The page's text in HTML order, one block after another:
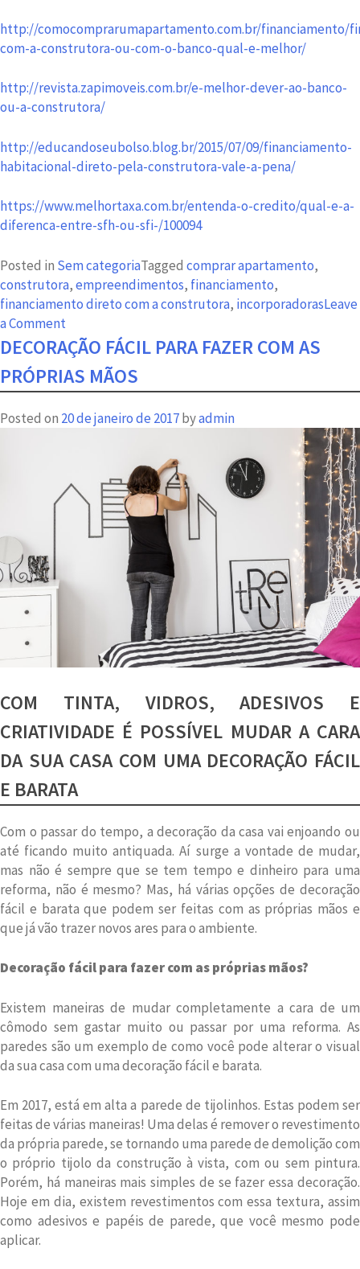
http://comocomprarumapartamento.com.br/financiamento/
com-a-construtora-ou-com-o-banco-qual-e-melhor/
http://revista.zapimoveis.com.br/e-melhor-dever-ao-banco-
ou-a-construtora/
http://educandoseubolso.blog.br/2015/07/09/financiamento-
habitacional-direto-pela-construtora-vale-a-pena/
https://www.melhortaxa.com.br/entenda-o-credito/qual-e-a-
diferenca-entre-sfh-ou-sfi-/100094
Posted in Sem categoriaTagged comprar apartamento,
construtora,empreendimentos, financiamento,
financiamento direto com a construtora, incorporadorasLeave
a Comment
Financiamento
direto
com
ACMA
vantagem
DECORAÇÃO FÁCIL PARA FAZER COM AS
PRÓPRIAS MÃOS
Posted on 20 de janeiro de 2017byadmin
COM TINTA, VIDROS, ADESIVOS E
CRIATIVIDADE É POSSÍVEL MUDAR A CARA
DA SUA CASA COM UMA DECORAÇÃO FÁCIL
E BARATA
Com o passar do tempo, a decoração da casa vai enjoando ou
até ficando muito antiquada. Aí surge a vontade de mudar,
mas não é sempre que se tem tempo e dinheiro para uma
reforma, não é mesmo? Mas, há várias opções de decoração
fácil e barata que podem ser feitas com as próprias mãos e
que já vão trazer novos ares para o ambiente.
Decoração fácil para fazer com as próprias mãos?
Existem maneiras de mudar completamente a cara de um
cômodo sem gastar muito ou passar por uma reforma. As
paredes são um exemplo de como você pode alterar o visual
da sua casa com uma decoração fácil e barata.
Em 2017, está em alta a parede de tijolinhos. Estas podem ser
feitas de várias maneiras! Uma delas é remover o revestimento
da própria parede, se tornando uma parede de demolição com
o próprio tijolo da construção à vista, com ou sem pintura.
Porém, há maneiras mais simples de se fazer essa decoração.
Hoje em dia, existem revestimentos com essa textura, assim
como adesivos e papéis de parede, que você mesmo pode
aplicar.